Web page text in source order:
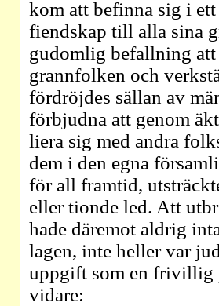
kom att befinna sig i
fiendskap till alla sina
gudomlig befallning att
grannfolken och
fördröjdes sällan av
förbjudna att genom
liera sig med andra
dem i den egna
för all framtid,
eller tionde led. Att
hade däremot aldrig
lagen, inte heller var
uppgift som en frivillig
vidare: